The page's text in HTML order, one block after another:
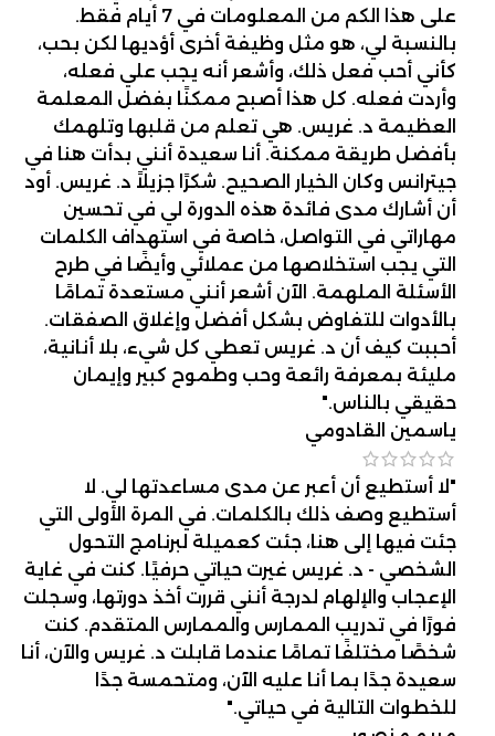
على هذا الكم من المعلومات في 7 أيام فقط.
بالنسبة لي، هو مثل وظيفة أخرى أؤديها لكن بحب،
كأني أحب فعل ذلك، وأشعر أنه يجب علي فعله،
وأردت فعله. كل هذا أصبح ممكنًا بفضل المعلمة
العظيمة د. غريس. هي تعلم من قلبها وتلهمك
بأفضل طريقة ممكنة. أنا سعيدة أنني بدأت هنا في
جيترانس وكان الخيار الصحيح. شكرًا جزيلاً د. غريس. أود
أن أشارك مدى فائدة هذه الدورة لي في تحسين
مهاراتي في التواصل، خاصة في استهداف الكلمات
التي يجب استخلاصها من عملائي وأيضًا في طرح
الأسئلة الملهمة. الآن أشعر أنني مستعدة تمامًا
بالأدوات للتفاوض بشكل أفضل وإغلاق الصفقات.
أحببت كيف أن د. غريس تعطي كل شيء، بلا أنانية،
مليئة بمعرفة رائعة وحب وطموح كبير وإيمان
حقيقي بالناس."
ياسمين القادومي
"لا أستطيع أن أعبر عن مدى مساعدتها لي. لا
أستطيع وصف ذلك بالكلمات. في المرة الأولى التي
جئت فيها إلى هنا، جئت كعميلة لبرنامج التحول
الشخصي - د. غريس غيرت حياتي حرفيًا. كنت في غاية
الإعجاب والإلهام لدرجة أنني قررت أخذ دورتها، وسجلت
فورًا في تدريب الممارس والممارس المتقدم. كنت
شخصًا مختلفًا تمامًا عندما قابلت د. غريس والآن، أنا
سعيدة جدًا بما أنا عليه الآن، ومتحمسة جدًا
للخطوات التالية في حياتي."